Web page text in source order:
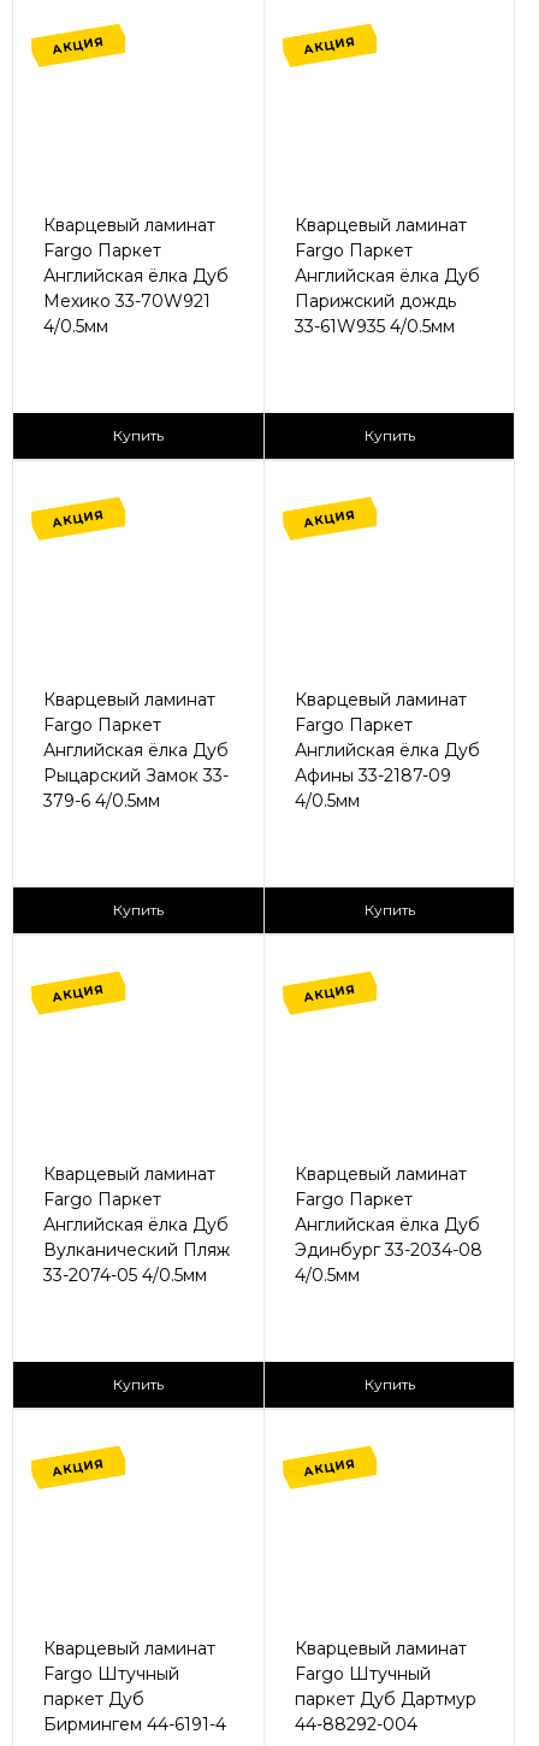
АКЦИЯ
Кварцевый ламинат
Fargo Паркет
Английская ёлка Дуб
Мехико 33-70W921
4/0.5мм
2
Купить
АКЦИЯ
Кварцевый ламинат
Fargo Паркет
Английская ёлка Дуб
Парижский дождь
33-61W935 4/0.5мм
2
Купить
АКЦИЯ
Кварцевый ламинат
Fargo Паркет
Английская ёлка Дуб
Рыцарский Замок 33-
379-6 4/0.5мм
2
Купить
АКЦИЯ
Кварцевый ламинат
Fargo Паркет
Английская ёлка Дуб
Афины 33-2187-09
4/0.5мм
2
Купить
АКЦИЯ
Кварцевый ламинат
Fargo Паркет
Английская ёлка Дуб
Вулканический Пляж
33-2074-05 4/0.5мм
2
Купить
АКЦИЯ
Кварцевый ламинат
Fargo Паркет
Английская ёлка Дуб
Эдинбург 33-2034-08
4/0.5мм
2
Купить
АКЦИЯ
Кварцевый ламинат
Fargo Штучный
паркет Дуб
Бирмингем 44-6191-4
АКЦИЯ
Кварцевый ламинат
Fargo Штучный
паркет Дуб Дартмур
44-88292-004